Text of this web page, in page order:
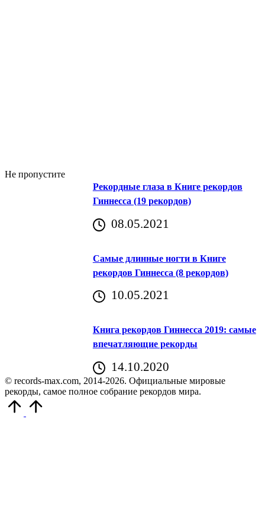
Не пропустите
Рекордные глаза в Книге рекордов
Гиннесса (19 рекордов)
08.05.2021
Самые длинные ногти в Книге
рекордов Гиннесса (8 рекордов)
10.05.2021
Книга рекордов Гиннесса 2019: самые
впечатляющие рекорды
14.10.2020
© records-max.com, 2014-2026. Официальные мировые
рекорды, самое полное собрание рекордов мира.